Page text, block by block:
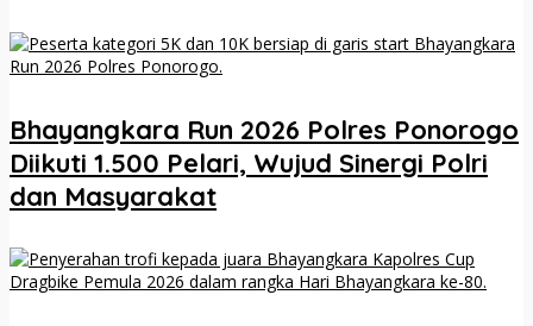
Bhayangkara Run 2026 Polres Ponorogo
Diikuti 1.500 Pelari, Wujud Sinergi Polri
dan Masyarakat